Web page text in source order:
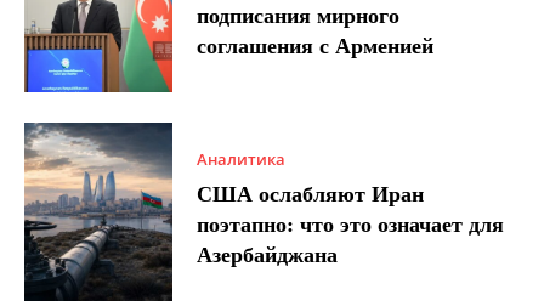
подписания мирного
соглашения с Арменией
Аналитика
США ослабляют Иран
поэтапно: что это означает для
Азербайджана